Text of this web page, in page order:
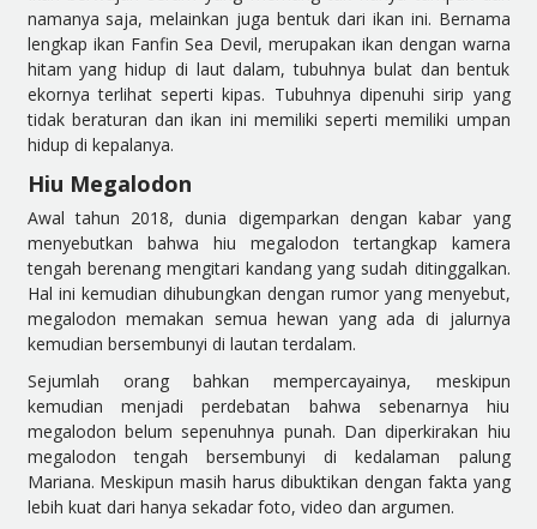
namanya saja, melainkan juga bentuk dari ikan ini. Bernama
lengkap ikan Fanfin Sea Devil, merupakan ikan dengan warna
hitam yang hidup di laut dalam, tubuhnya bulat dan bentuk
ekornya terlihat seperti kipas. Tubuhnya dipenuhi sirip yang
tidak beraturan dan ikan ini memiliki seperti memiliki umpan
hidup di kepalanya.
Hiu Megalodon
Awal tahun 2018, dunia digemparkan dengan kabar yang
menyebutkan bahwa hiu megalodon tertangkap kamera
tengah berenang mengitari kandang yang sudah ditinggalkan.
Hal ini kemudian dihubungkan dengan rumor yang menyebut,
megalodon memakan semua hewan yang ada di jalurnya
kemudian bersembunyi di lautan terdalam.
Sejumlah orang bahkan mempercayainya, meskipun
kemudian menjadi perdebatan bahwa sebenarnya hiu
megalodon belum sepenuhnya punah. Dan diperkirakan hiu
megalodon tengah bersembunyi di kedalaman palung
Mariana. Meskipun masih harus dibuktikan dengan fakta yang
lebih kuat dari hanya sekadar foto, video dan argumen.